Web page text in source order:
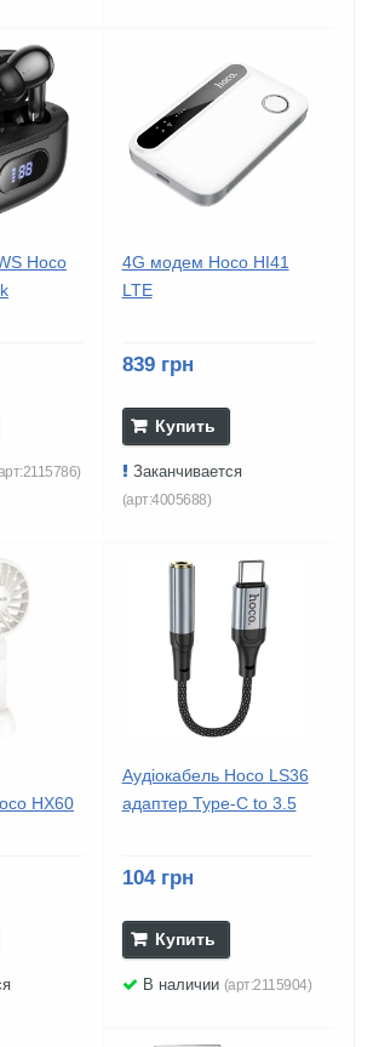
Hoco
4G модем Hoco HI41
LTE
839 грн
Купить
Заканчивается
(арт:4005688)
HX60
Аудiокабель Hoco LS36
адаптер Type-C to 3.5
104 грн
Купить
В наличии (арт:2115904)